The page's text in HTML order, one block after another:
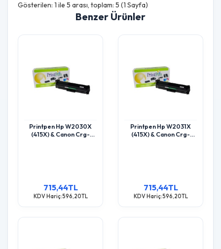
Gösterilen: 1 ile 5 arası, toplam: 5 (1 Sayfa)
Benzer Ürünler
Printpen Hp W2030X
(415X) & Canon Crg-
715,44TL
KDV Hariç:596,20TL
Printpen Hp W2031X
(415X) & Canon Crg-
715,44TL
KDV Hariç:596,20TL